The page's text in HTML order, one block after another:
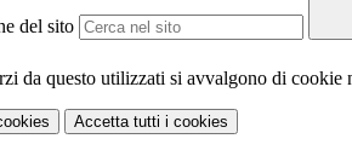
del sito
da questo utilizzati si avvalgono di
Accetta tutti i cookies